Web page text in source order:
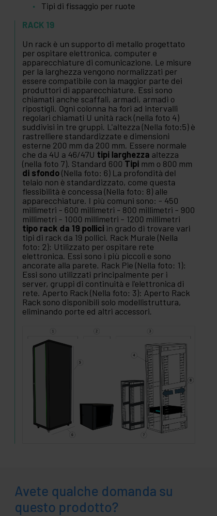
Tipi di fissaggio per ruote
RACK 19
Un rack è un supporto di metallo progettato
per ospitare elettronica, computer e
apparecchiature di comunicazione. Le misure
per la larghezza vengono normalizzati per
essere compatibile con la maggior parte dei
produttori di apparecchiature. Essi sono
chiamati anche scaffali, armadi, armadi o
ripostigli. Ogni colonna ha fori ad intervalli
regolari chiamati U unità rack (nella foto 4)
suddivisi in tre gruppi. L'altezza (Nella foto:5) è
rastrelliere standardizzate e dimensioni
esterne 200 mm da 200 mm. Essere normale
che da 4U a 46/47U tipi larghezza altezza
(nella foto 7). Standard 600 Tipi mm o 800 mm
di sfondo(Nella foto: 6) La profondità del
telaio non è standardizzato, come questa
flessibilità è concessa (Nella foto: 8) alle
apparecchiature. I più comuni sono: - 450
millimetri - 600 millimetri - 800 millimetri - 900
millimetri - 1000 millimetri - 1200 millimetri
tipo rack da 19 pollici in grado di trovare vari
tipi di rack da 19 pollici. Rack Murale (Nella
foto: 2): Utilizzato per ospitare rete
elettronica. Essi sono i più piccoli e sono
ancorate alla parete. Rack Pie (Nella foto: 1):
Essi sono utilizzati principalmente per i
server, gruppi di continuità e l'elettronica di
rete. Aperto Rack (Nella foto: 3): Aperto Rack
Rack sono disponibili solo modellistruttura,
eliminando porte ed altri accessori.
Avete qualche domanda su
questo prodotto?